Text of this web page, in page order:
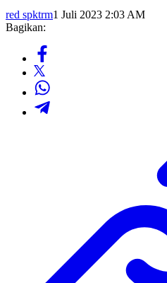
red spktrm1 Juli 2023 2:03 AM
Bagikan: